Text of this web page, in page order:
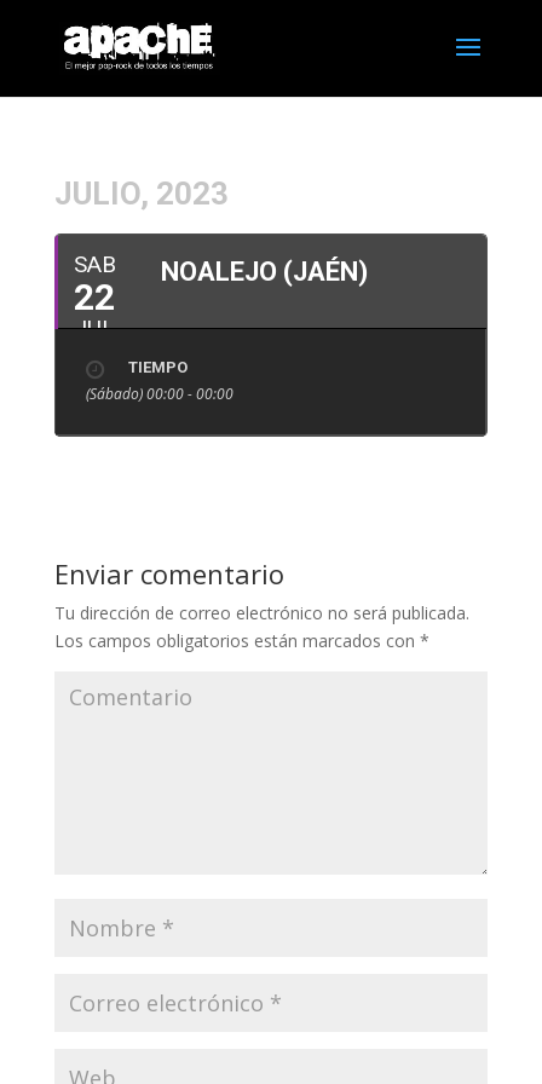
JULIO, 2023
SAB
22
JUL
NOALEJO (JAÉN)
TIEMPO
(Sábado) 00:00 - 00:00
Enviar comentario
Tu dirección de correo electrónico no será publicada.
Los campos obligatorios están marcados con *